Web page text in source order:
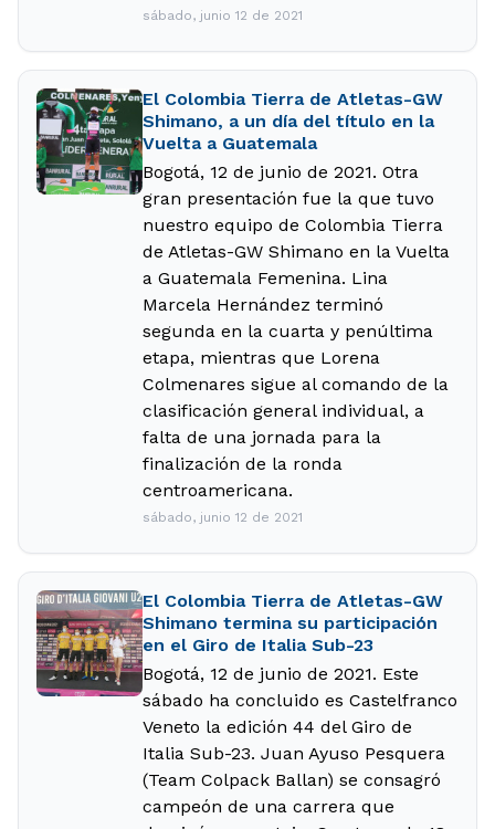
sábado, junio 12 de 2021
El Colombia Tierra de Atletas-GW
Shimano, a un día del título en la
Vuelta a Guatemala
Bogotá, 12 de junio de 2021. Otra
gran presentación fue la que tuvo
nuestro equipo de Colombia Tierra
de Atletas-GW Shimano en la Vuelta
a Guatemala Femenina. Lina
Marcela Hernández terminó
segunda en la cuarta y penúltima
etapa, mientras que Lorena
Colmenares sigue al comando de la
clasificación general individual, a
falta de una jornada para la
finalización de la ronda
centroamericana.
sábado, junio 12 de 2021
El Colombia Tierra de Atletas-GW
Shimano termina su participación
en el Giro de Italia Sub-23
Bogotá, 12 de junio de 2021. Este
sábado ha concluido es Castelfranco
Veneto la edición 44 del Giro de
Italia Sub-23. Juan Ayuso Pesquera
(Team Colpack Ballan) se consagró
campeón de una carrera que